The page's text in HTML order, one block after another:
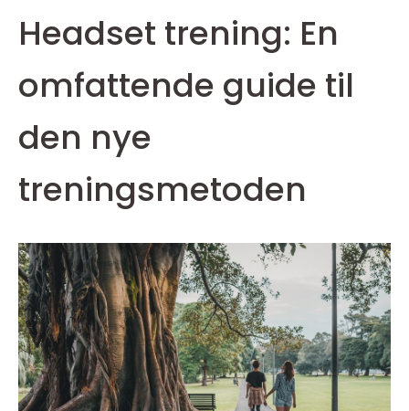
Headset trening: En
omfattende guide til
den nye
treningsmetoden